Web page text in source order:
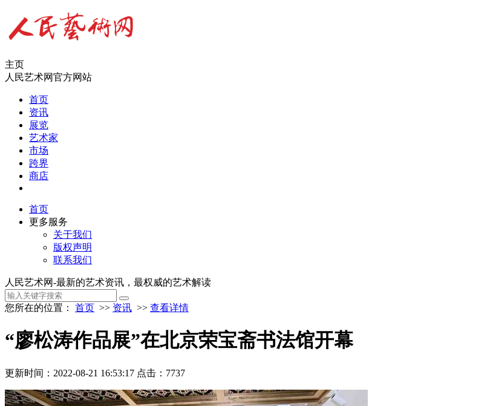
主页
人民艺术网官方网站
首页
资讯
展览
艺术家
市场
跨界
商店
首页
更多服务
关于我们
版权声明
联系我们
人民艺术网-最新的艺术资讯，最权威的艺术解读
您所在的位置： 首页 >> 资讯 >> 查看详情
“廖松涛作品展”在北京荣宝斋书法馆开幕
更新时间：2022-08-21 16:53:17 点击：7737